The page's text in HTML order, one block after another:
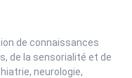
de connaissances
de la sensorialité et de
neurologie,